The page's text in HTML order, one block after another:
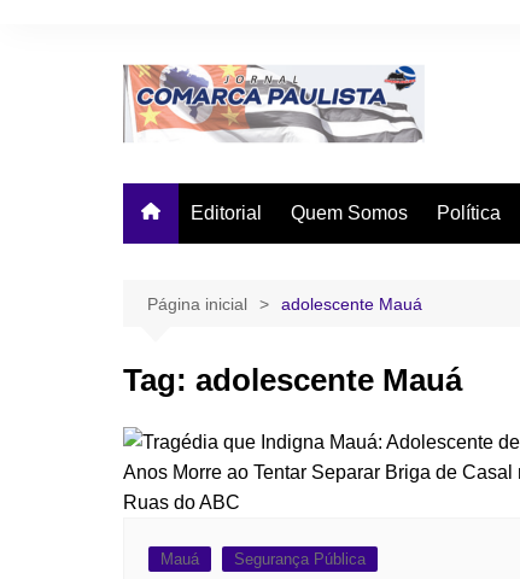
Editorial Quem Somos Política
Página inicial adolescente Mauá
Tag: adolescente Mauá
Mauá Segurança Pública